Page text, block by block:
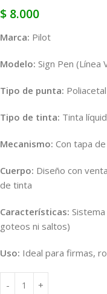
$ 8.000
Marca: Pilot
Modelo: Sign Pen (Línea
Tipo de punta:
Tipo de tinta: Tinta
Mecanismo: Con tapa
Cuerpo: Diseño con
de tinta
Características:
goteos ni saltos)
Uso: Ideal para firmas,